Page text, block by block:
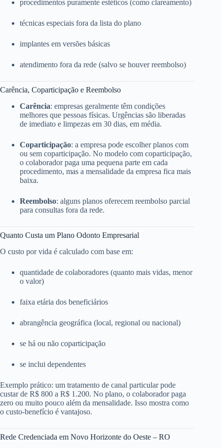
procedimentos puramente estéticos (como clareamento)
técnicas especiais fora da lista do plano
implantes em versões básicas
atendimento fora da rede (salvo se houver reembolso)
Carência, Coparticipação e Reembolso
Carência: empresas geralmente têm condições
melhores que pessoas físicas. Urgências são liberadas
de imediato e limpezas em 30 dias, em média.
Coparticipação: a empresa pode escolher planos com
ou sem coparticipação. No modelo com coparticipação,
o colaborador paga uma pequena parte em cada
procedimento, mas a mensalidade da empresa fica mais
baixa.
Reembolso: alguns planos oferecem reembolso parcial
para consultas fora da rede.
Quanto Custa um Plano Odonto Empresarial
O custo por vida é calculado com base em:
quantidade de colaboradores (quanto mais vidas, menor
o valor)
faixa etária dos beneficiários
abrangência geográfica (local, regional ou nacional)
se há ou não coparticipação
se inclui dependentes
Exemplo prático: um tratamento de canal particular pode
custar de R$ 800 a R$ 1.200. No plano, o colaborador paga
zero ou muito pouco além da mensalidade. Isso mostra como
o custo-benefício é vantajoso.
Rede Credenciada em Novo Horizonte do Oeste – RO